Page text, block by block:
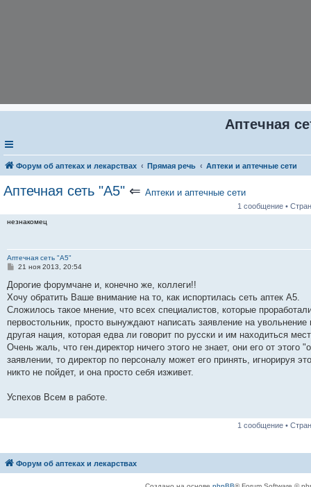
Аптечная
Форум об аптеках и лекарствах Прямая речь Аптеки и аптечные сети
Аптечная сеть "А5" ⇐ Аптеки и аптечные сети
1 сообщение •
незнакомец
Аптечная сеть "А5"
С
о
б
щ
е
и
е
21 ноя 2013, 20:54
Дорогие форумчане и, конечно же, коллеги!!
Хочу обратить Ваше внимание на то, как испортилась сеть аптек А5.
Сложилось такое мнение, что всех специалистов, которые
первостольник, просто вынуждают написать заявление на
другая нация, которая едва ли говорит по русски и им находиться
Очень жаль, что ген.директор ничего этого не знает, они его от
заявлении, то директор по персоналу может его принять, игнорируя
никто не пойдет, и она просто себя изживет.
Успехов Всем в работе.
1 сообщение •
Форум об аптеках и лекарствах